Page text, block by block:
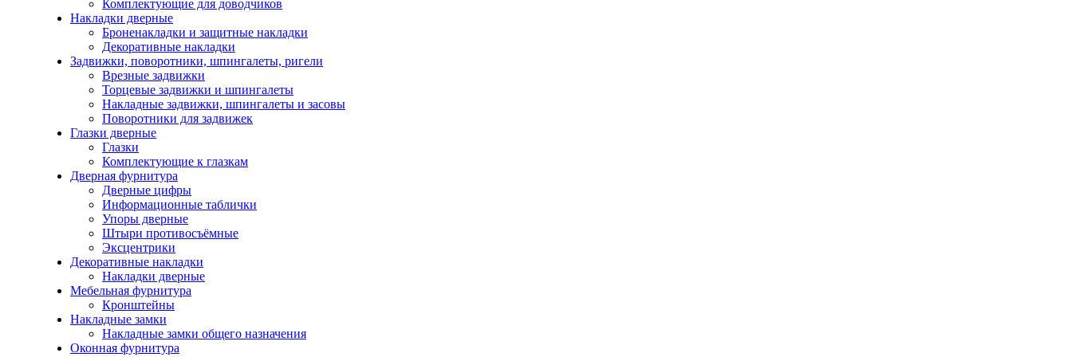
Комплектующие для доводчиков
Накладки дверные
Броненакладки и защитные накладки
Декоративные накладки
Задвижки, поворотники, шпингалеты, ригели
Врезные задвижки
Торцевые задвижки и шпингалеты
Накладные задвижки, шпингалеты и засовы
Поворотники для задвижек
Глазки дверные
Глазки
Комплектующие к глазкам
Дверная фурнитура
Дверные цифры
Информационные таблички
Упоры дверные
Штыри противосъёмные
Эксцентрики
Декоративные накладки
Накладки дверные
Мебельная фурнитура
Кронштейны
Накладные замки
Накладные замки общего назначения
Оконная фурнитура